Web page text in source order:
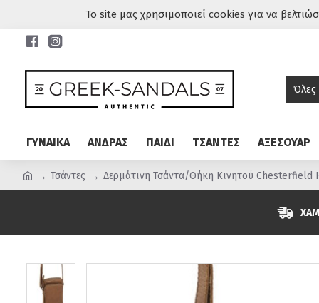
Το site μας χρησιμοποιεί cookies για να
Όλες
ΓΥΝΑΙΚΑ ΑΝΔΡΑΣ ΠΑΙΔΙ ΤΣΑΝΤΕΣ ΑΞΕΣΟΥΑΡ
Τσάντες Δερμάτινη Τσάντα/Θήκη Κινητού Chesterfield